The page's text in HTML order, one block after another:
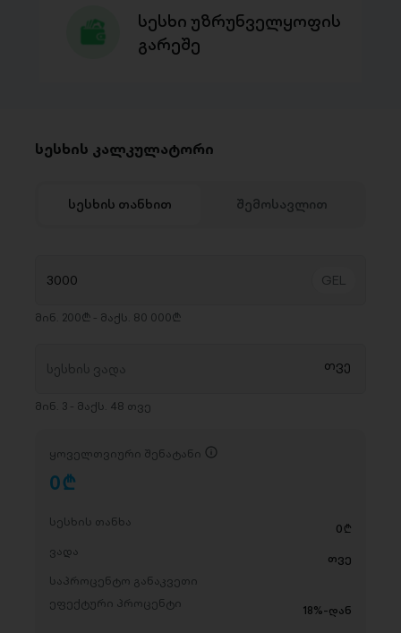
სესხი უზრუნველყოფის
გარეშე
სესხის კალკულატორი
სესხის თანხით შემოსავლით
მინ. 200₾ - მაქს. 80 000₾
მინ. 3 - მაქს. 48 თვე
ყოველთვიური შენატანი
0D
სესხის თანხა 0 D
ვადა
თვე
საპროცენტო განაკვეთი
ეფექტური პროცენტი
18%-დან